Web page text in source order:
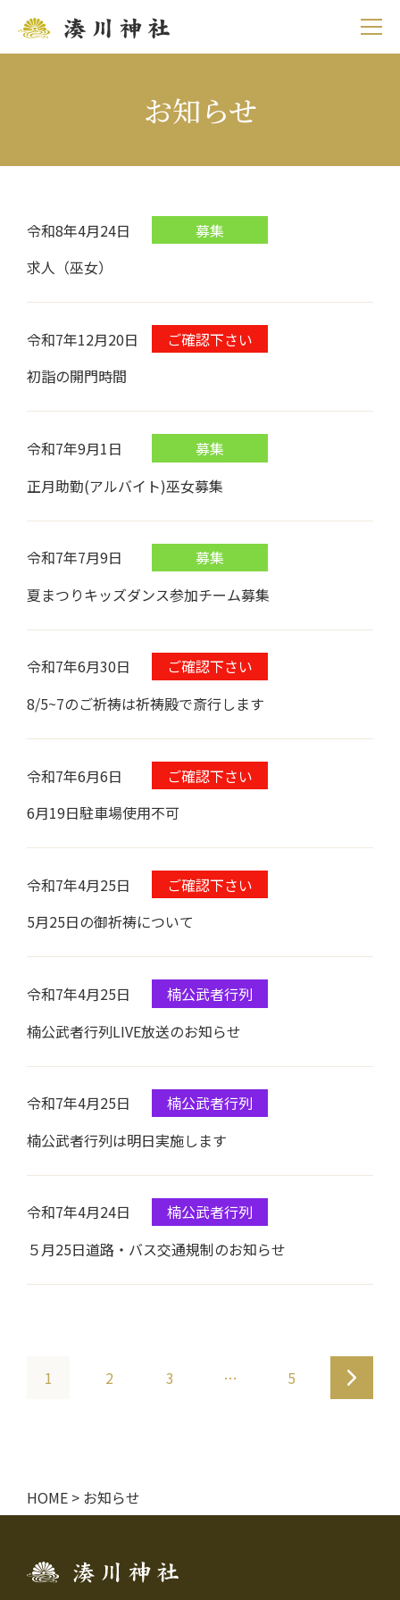
お知らせ
令和8年4月24日
募集
求人（巫女）
令和7年12月20日
ご確認下さい
初詣の開門時間
令和7年9月1日
募集
正月助勤(アルバイト)巫女募集
令和7年7月9日
募集
夏まつりキッズダンス参加チーム募集
令和7年6月30日
ご確認下さい
8/5~7のご祈祷は祈祷殿で斎行します
令和7年6月6日
ご確認下さい
6月19日駐車場使用不可
令和7年4月25日
ご確認下さい
5月25日の御祈祷について
令和7年4月25日
楠公武者行列
楠公武者行列LIVE放送のお知らせ
令和7年4月25日
楠公武者行列
楠公武者行列は明日実施します
令和7年4月24日
楠公武者行列
５月25日道路・バス交通規制のお知らせ
投
ビ
ー
1 2 3 … 5
HOME > お知らせ